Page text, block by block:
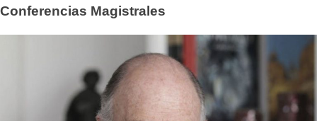
Conferencias Magistrales